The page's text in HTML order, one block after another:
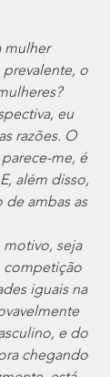
mulher
prevalente, o
eu
razões. O
me, é
além disso,
ambas as
seja
competição
iguais na
e do
chegando